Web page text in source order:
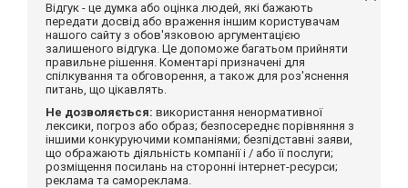
Відгук - це думка або оцінка людей, які бажають
передати досвід або враження іншим користувачам
нашого сайту з обов'язковою аргументацією
залишеного відгука. Це допоможе багатьом прийняти
правильне рішення. Коментарі призначені для
спілкування та обговорення, а також для роз'яснення
питань, що цікавлять.
Не дозволяється: використання ненормативної
лексики, погроз або образ; безпосереднє порівняння з
іншими конкуруючими компаніями; безпідставні заяви,
що ображають діяльність компанії і / або її послуги;
розміщення посилань на сторонні інтернет-ресурси;
реклама та самореклама.